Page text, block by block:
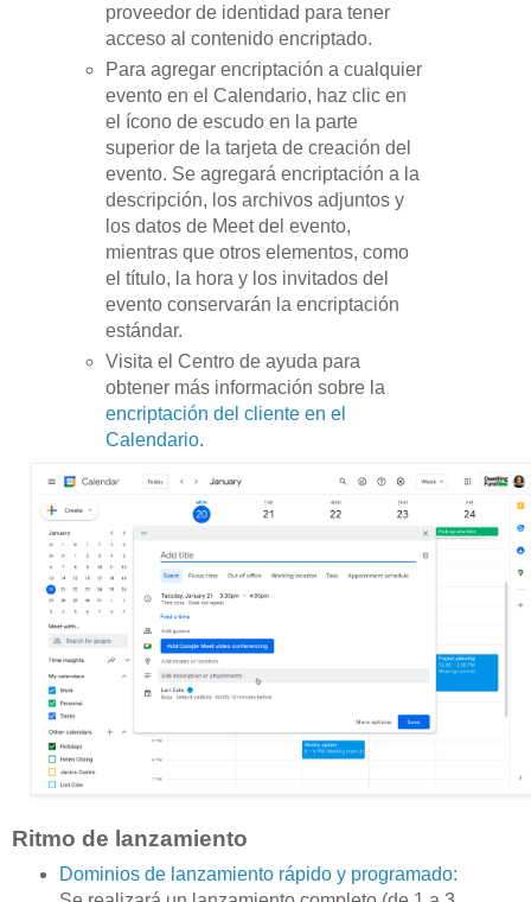
proveedor de identidad para tener
acceso al contenido encriptado.
Para agregar encriptación a cualquier
evento en el Calendario, haz clic en
el ícono de escudo en la parte
superior de la tarjeta de creación del
evento. Se agregará encriptación a la
descripción, los archivos adjuntos y
los datos de Meet del evento,
mientras que otros elementos, como
el título, la hora y los invitados del
evento conservarán la encriptación
estándar.
Visita el Centro de ayuda para
obtener más información sobre la
encriptación del cliente en el
Calendario.
Ritmo de lanzamiento
Dominios de lanzamiento rápido y programado: